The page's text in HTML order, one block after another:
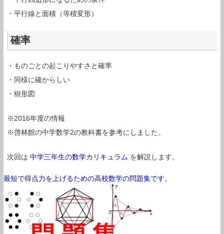
・平行線と面積（等積変形）
確率
・ものごとの起こりやすさと確率
・同様に確からしい
・樹形図
※2016年度の情報
※啓林館の中学数学2の教科書を参考にしました。
次回は 中学三年生の数学カリキュラム を解説します。
最短で得点力を上げるための高校数学の問題集です。